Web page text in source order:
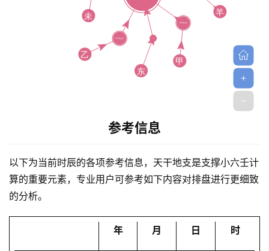
黄
历
参考信息
以下为当前时辰的各项参考信息，天干地支是支撑小六壬计
算的重要元素，专业用户可参考如下内容对排盘进行更细致
的分析。
年 月 日 时